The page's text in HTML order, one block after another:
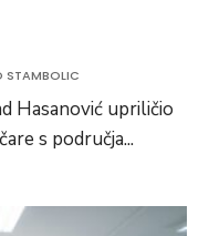
STAMBOLIC
Hasanović upriličio
s područja...